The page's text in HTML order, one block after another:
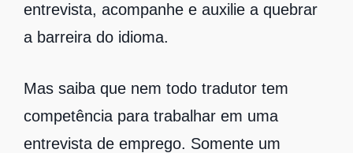
entrevista, acompanhe e auxilie a quebrar
a barreira do idioma.
Mas saiba que nem todo tradutor tem
competência para trabalhar em uma
entrevista de emprego. Somente um